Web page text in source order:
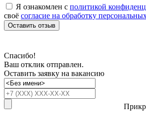
Я ознакомлен с политикой
своё согласие на обработку
Оставить отзыв
Спасибо!
Ваш отклик отправлен.
Оставить заявку на вакансию